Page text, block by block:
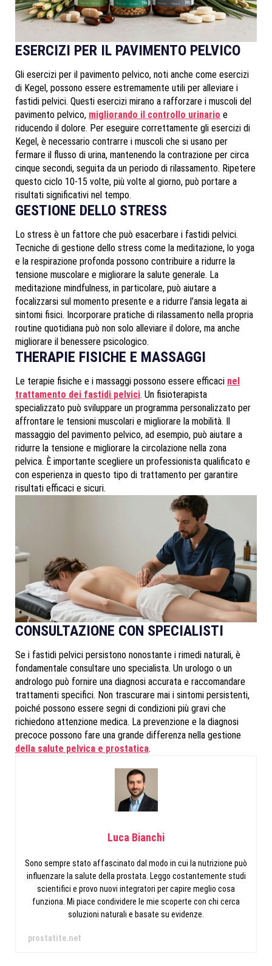
ESERCIZI PER IL PAVIMENTO PELVICO
Gli esercizi per il pavimento pelvico, noti anche come esercizi
di Kegel, possono essere estremamente utili per alleviare i
fastidi pelvici. Questi esercizi mirano a rafforzare i muscoli del
pavimento pelvico, migliorando il controllo urinario e
riducendo il dolore. Per eseguire correttamente gli esercizi di
Kegel, è necessario contrarre i muscoli che si usano per
fermare il flusso di urina, mantenendo la contrazione per circa
cinque secondi, seguita da un periodo di rilassamento. Ripetere
questo ciclo 10-15 volte, più volte al giorno, può portare a
risultati significativi nel tempo.
GESTIONE DELLO STRESS
Lo stress è un fattore che può esacerbare i fastidi pelvici.
Tecniche di gestione dello stress come la meditazione, lo yoga
e la respirazione profonda possono contribuire a ridurre la
tensione muscolare e migliorare la salute generale. La
meditazione mindfulness, in particolare, può aiutare a
focalizzarsi sul momento presente e a ridurre l’ansia legata ai
sintomi fisici. Incorporare pratiche di rilassamento nella propria
routine quotidiana può non solo alleviare il dolore, ma anche
migliorare il benessere psicologico.
THERAPIE FISICHE E MASSAGGI
Le terapie fisiche e i massaggi possono essere efficaci nel
trattamento dei fastidi pelvici. Un fisioterapista
specializzato può sviluppare un programma personalizzato per
affrontare le tensioni muscolari e migliorare la mobilità. Il
massaggio del pavimento pelvico, ad esempio, può aiutare a
ridurre la tensione e migliorare la circolazione nella zona
pelvica. È importante scegliere un professionista qualificato e
con esperienza in questo tipo di trattamento per garantire
risultati efficaci e sicuri.
CONSULTAZIONE CON SPECIALISTI
Se i fastidi pelvici persistono nonostante i rimedi naturali, è
fondamentale consultare uno specialista. Un urologo o un
andrologo può fornire una diagnosi accurata e raccomandare
trattamenti specifici. Non trascurare mai i sintomi persistenti,
poiché possono essere segni di condizioni più gravi che
richiedono attenzione medica. La prevenzione e la diagnosi
precoce possono fare una grande differenza nella gestione
della salute pelvica e prostatica.
Luca Bianchi
Sono sempre stato affascinato dal modo in cui la nutrizione può
influenzare la salute della prostata. Leggo costantemente studi
scientifici e provo nuovi integratori per capire meglio cosa
funziona. Mi piace condividere le mie scoperte con chi cerca
soluzioni naturali e basate su evidenze.
prostatite.net